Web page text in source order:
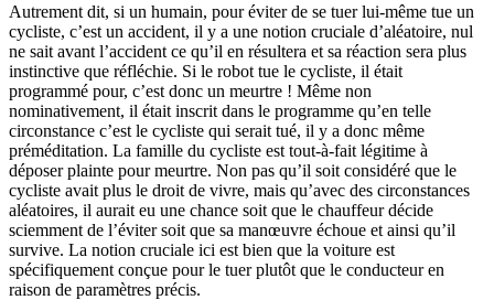
Autrement dit, si un humain, pour éviter de se tuer lui-même tue un
cycliste, c’est un accident, il y a une notion cruciale d’aléatoire, nul
ne sait avant l’accident ce qu’il en résultera et sa réaction sera plus
instinctive que réfléchie. Si le robot tue le cycliste, il était
programmé pour, c’est donc un meurtre ! Même non
nominativement, il était inscrit dans le programme qu’en telle
circonstance c’est le cycliste qui serait tué, il y a donc même
préméditation. La famille du cycliste est tout-à-fait légitime à
déposer plainte pour meurtre. Non pas qu’il soit considéré que le
cycliste avait plus le droit de vivre, mais qu’avec des circonstances
aléatoires, il aurait eu une chance soit que le chauffeur décide
sciemment de l’éviter soit que sa manœuvre échoue et ainsi qu’il
survive. La notion cruciale ici est bien que la voiture est
spécifiquement conçue pour le tuer plutôt que le conducteur en
raison de paramètres précis.